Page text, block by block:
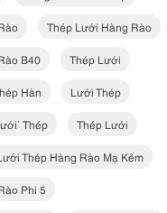
Thép Lưới Hàng Rào
B40 Thép Lưới
Hàn Lưới Thép
Thép Thép Lưới
Thép Hàng Rào Mạ Kẽm
Phi 5